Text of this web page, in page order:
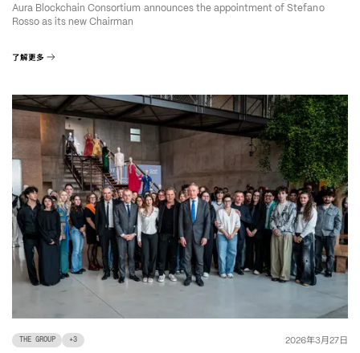
Aura Blockchain Consortium announces the appointment of Stefano
Rosso as its new Chairman
了解更多
THE GROUP +3 2026年3月27日